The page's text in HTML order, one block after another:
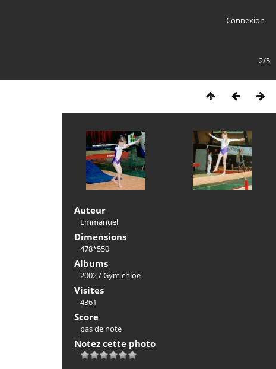
Connexion
2/5
Auteur
Emmanuel
Dimensions
478*550
Albums
2002/Gym chloe
Visites
4361
Score
pas de note
Notez cette photo